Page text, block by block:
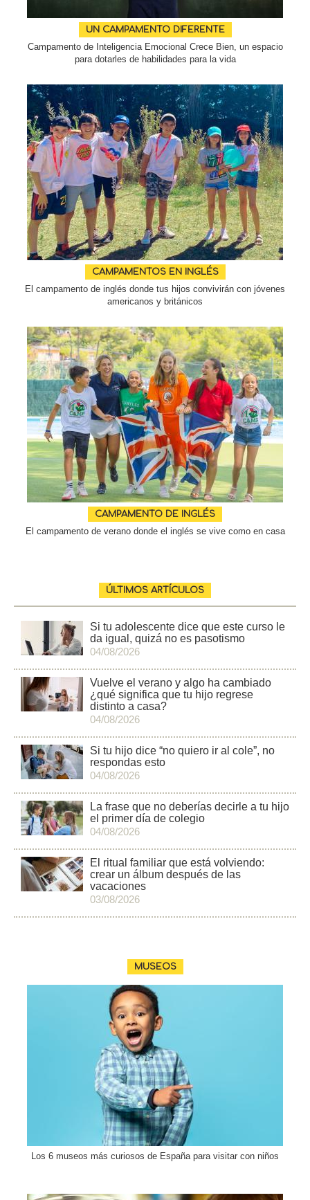
UN CAMPAMENTO DIFERENTE
Campamento de Inteligencia Emocional Crece Bien, un espacio
para dotarles de habilidades para la vida
CAMPAMENTOS EN INGLÉS
El campamento de inglés donde tus hijos convivirán con jóvenes
americanos y británicos
CAMPAMENTO DE INGLÉS
El campamento de verano donde el inglés se vive como en casa
ÚLTIMOS ARTÍCULOS
Si tu adolescente dice que este curso le
da igual, quizá no es pasotismo
04/08/2026
Vuelve el verano y algo ha cambiado
¿qué significa que tu hijo regrese
distinto a casa?
04/08/2026
Si tu hijo dice “no quiero ir al cole”, no
respondas esto
04/08/2026
La frase que no deberías decirle a tu hijo
el primer día de colegio
04/08/2026
El ritual familiar que está volviendo:
crear un álbum después de las
vacaciones
03/08/2026
MUSEOS
Los 6 museos más curiosos de España para visitar con niños